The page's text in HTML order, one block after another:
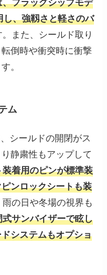
、フラッグシップモデ
、強靱さと軽さのバ
。また、シールド取り
倒時や衝突時に衝撃
。
ム
シールドの開閉がス
静粛性もアップして
着用のピンが標準装
ンロックシートも装
の日や冬場の視界も
式サンバイザーで眩し
システムもオプショ